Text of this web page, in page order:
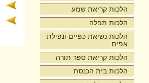
הלכות קריאת שמע
הלכות תפלה
הלכות נשיאת כפיים ונפילת
אפים
הלכות קריאת ספר תורה
הלכות בית הכנסת